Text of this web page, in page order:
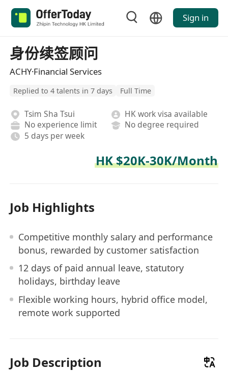
Sign in
身份续签顾问
ACHY·Financial Services
Replied to 4 talents in 7 days Full Time
Tsim Sha Tsui
HK work visa available
No experience limit
No degree required
5 days per week
HK $20K-30K/Month
Job Highlights
Competitive monthly salary and performance
bonus, rewarded by customer satisfaction
12 days of paid annual leave, statutory
holidays, birthday leave
Flexible working hours, hybrid office model,
remote work supported
Job Description